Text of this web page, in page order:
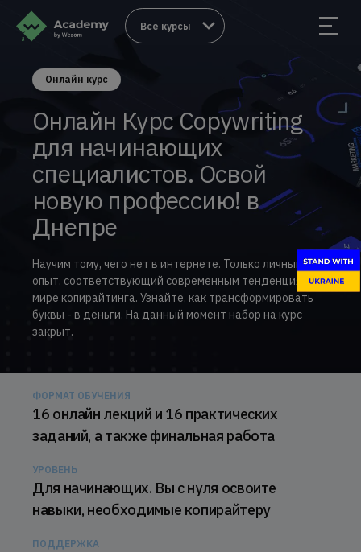
Все курсы
Онлайн курс
Онлайн Курс Copywriting
для начинающих
специалистов. Освой
новую профессию! в
Днепре
Научим тому, чего нет в интернете. Только личный
опыт, соответствующий современным тенденциям в
мире копирайтинга. Узнайте, как трансформировать
буквы - в деньги. На данный момент набор на курс
закрыт.
ФОРМАТ ОБУЧЕНИЯ
16 онлайн лекций и 16 практических
заданий, а также финальная работа
УРОВЕНЬ
Для начинающих. Вы с нуля освоите
навыки, необходимые копирайтеру
ПОДДЕРЖКА